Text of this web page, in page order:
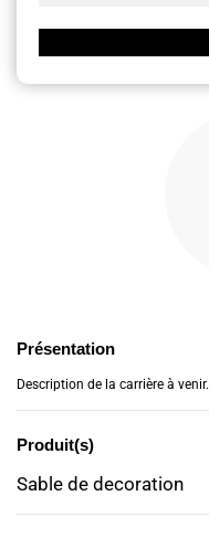
Présentation
Description de la carrière à venir.
Produit(s)
Sable de decoration